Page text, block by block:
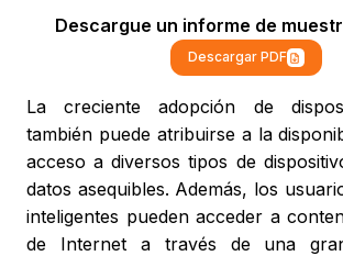
Descargue un informe de
Descargar PDF
La creciente adopción de
también puede atribuirse a la
acceso a diversos tipos de
datos asequibles. Además, los
inteligentes pueden acceder a
de Internet a través de una